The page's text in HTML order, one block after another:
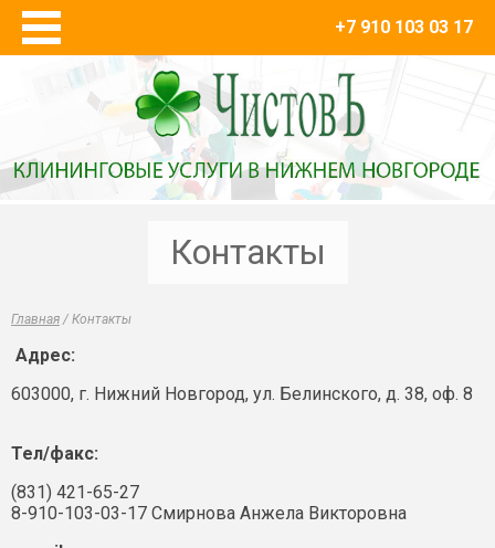
+7 910 103 03 17
Главная
Наши услуги
Уборка после ремонта и строительства
Мытье окон и витражей, Альп работы
Уборка квартир и коттеджей
Вакансии
Контакты
Контакты
Главная / Контакты
Адрес:
603000, г. Нижний Новгород, yл. Белинского, д. 38, оф. 8
Тел/факс:
(831) 421-65-27
8-910-103-03-17 Смирнова Анжела Викторовна